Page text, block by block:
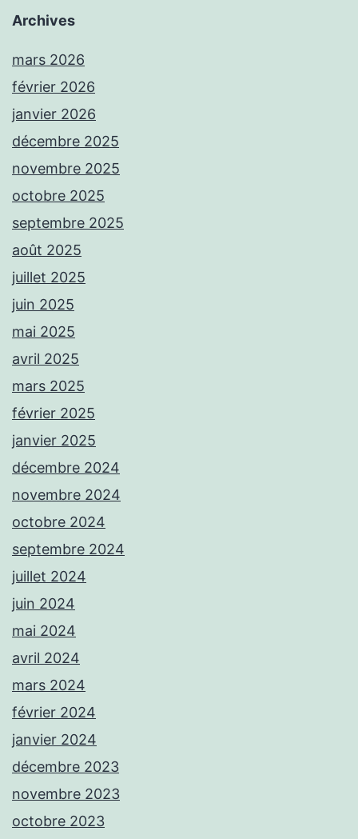
Archives
mars 2026
février 2026
janvier 2026
décembre 2025
novembre 2025
octobre 2025
septembre 2025
août 2025
juillet 2025
juin 2025
mai 2025
avril 2025
mars 2025
février 2025
janvier 2025
décembre 2024
novembre 2024
octobre 2024
septembre 2024
juillet 2024
juin 2024
mai 2024
avril 2024
mars 2024
février 2024
janvier 2024
décembre 2023
novembre 2023
octobre 2023